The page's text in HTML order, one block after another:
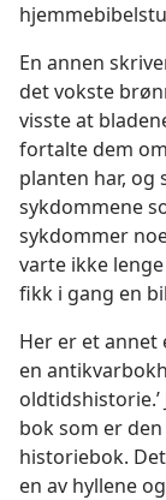
En annen
det vokste
visste at
fortalte dem
planten har, og
sykdommene
sykdommer
varte ikke
fikk i gang en
Her er et annet
en
bok som er
historiebok.
en av hyllene